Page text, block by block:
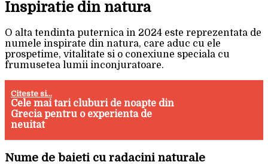
Inspiratie din natura
O alta tendinta puternica in 2024 este reprezentata de
numele inspirate din natura, care aduc cu ele
prospetime, vitalitate si o conexiune speciala cu
frumusetea lumii inconjuratoare.
Citeste si...
Cele mai tari cluburi de noapte din
Grecia pentru o experienta de
neuitat
Nume de baieti cu radacini naturale